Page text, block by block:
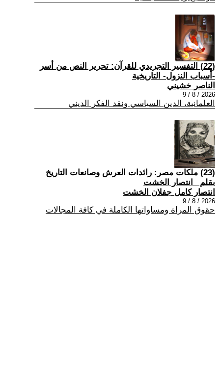
(22) التفسير التجريدي للقرآن: تحرير النص من أسر
-أسباب النزول- التاريخية
الناصر خشيني
2026 / 8 / 9
العلمانية، الدين السياسي ونقد الفكر الديني
(23) ملكات مصر: رائدات العرش وصانعات التاريخ
بقلم _انتصار الخشت
انتصار كامل جفلان الخشت
2026 / 8 / 9
حقوق المراة ومساواتها الكاملة في كافة المجالات